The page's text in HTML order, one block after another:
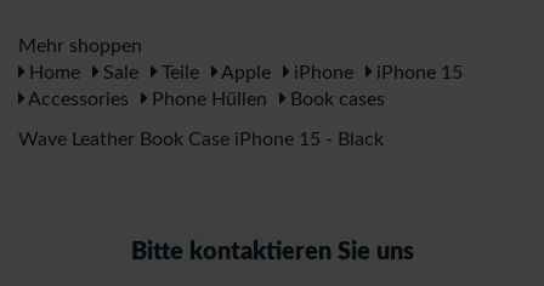
Mehr shoppen
Home
Sale Teile Apple iPhone
iPhone 15
Accessories
Phone Hüllen Book cases
Wave Leather Book Case iPhone 15 - Black
Bitte kontaktieren Sie uns